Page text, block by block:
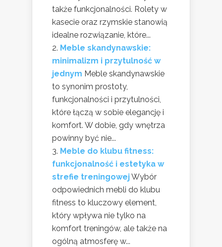
także funkcjonalności. Rolety w
kasecie oraz rzymskie stanowią
idealne rozwiązanie, które...
Meble skandynawskie:
minimalizm i przytulność w
jednym Meble skandynawskie
to synonim prostoty,
funkcjonalności i przytulności,
które łączą w sobie elegancję i
komfort. W dobie, gdy wnętrza
powinny być nie...
Meble do klubu fitness:
funkcjonalność i estetyka w
strefie treningowejWybór
odpowiednich mebli do klubu
fitness to kluczowy element,
który wpływa nie tylko na
komfort treningów, ale także na
ogólną atmosferę w...